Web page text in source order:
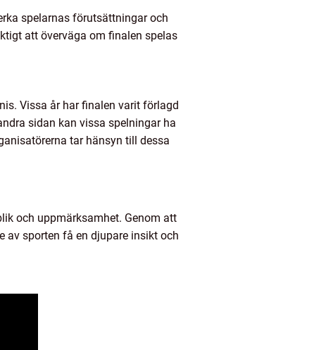
spelarnas förutsättningar och
att överväga om finalen spelas
Vissa år har finalen varit förlagd
sidan kan vissa spelningar ha
tar hänsyn till dessa
och uppmärksamhet. Genom att
av sporten få en djupare insikt och